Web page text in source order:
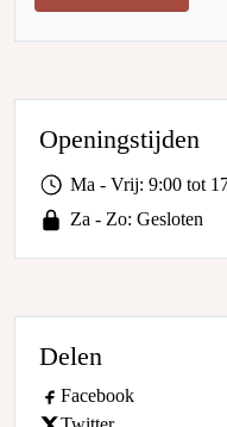
Openingstijden
Ma - Vrij: 9:00 tot
Za - Zo: Gesloten
Delen
Facebook